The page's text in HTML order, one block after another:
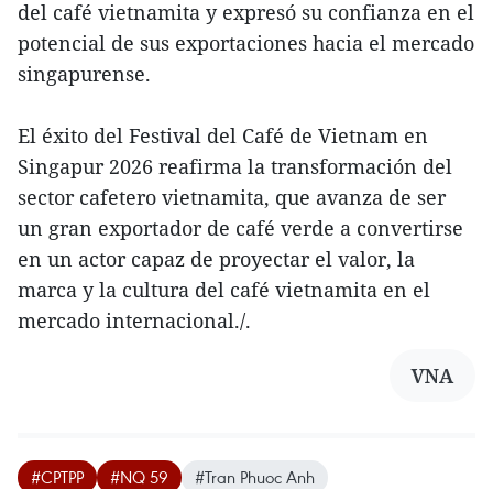
del café vietnamita y expresó su confianza en el
potencial de sus exportaciones hacia el mercado
singapurense.
El éxito del Festival del Café de Vietnam en
Singapur 2026 reafirma la transformación del
sector cafetero vietnamita, que avanza de ser
un gran exportador de café verde a convertirse
en un actor capaz de proyectar el valor, la
marca y la cultura del café vietnamita en el
mercado internacional./.
VNA
#CPTPP #NQ 59
#Tran Phuoc Anh